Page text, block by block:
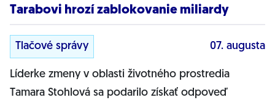
Tarabovi hrozí zablokovanie miliardy
Tlačové správy 07. augusta
Líderke zmeny v oblasti životného prostredia
Tamara Stohlová sa podarilo získať odpoveď